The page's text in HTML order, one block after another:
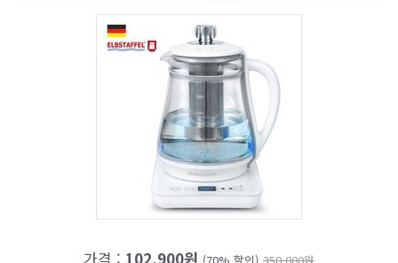
가격 : 102,900원 (70% 할인) 350,000원